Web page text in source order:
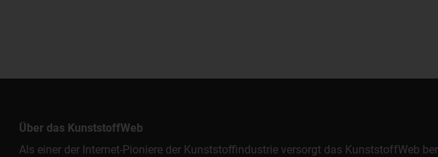
Über das KunststoffWeb
Als einer der Internet-Pioniere der Kunststoffindustrie versorgt das KunststoffWeb